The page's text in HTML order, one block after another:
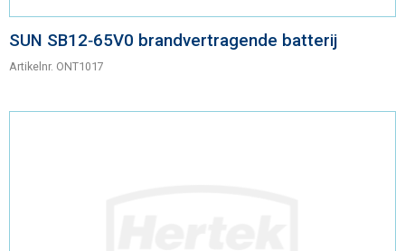
SUN SB12‑65V0 brandvertragende batterij
Artikelnr. ONT1017